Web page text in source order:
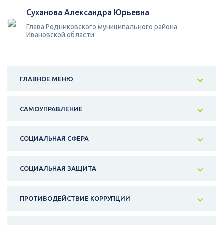
Суханова Александра Юрьевна
Глава Родниковского муниципального района
Ивановской области
ГЛАВНОЕ МЕНЮ
САМОУПРАВЛЕНИЕ
СОЦИАЛЬНАЯ СФЕРА
СОЦИАЛЬНАЯ ЗАЩИТА
ПРОТИВОДЕЙСТВИЕ КОРРУПЦИИ